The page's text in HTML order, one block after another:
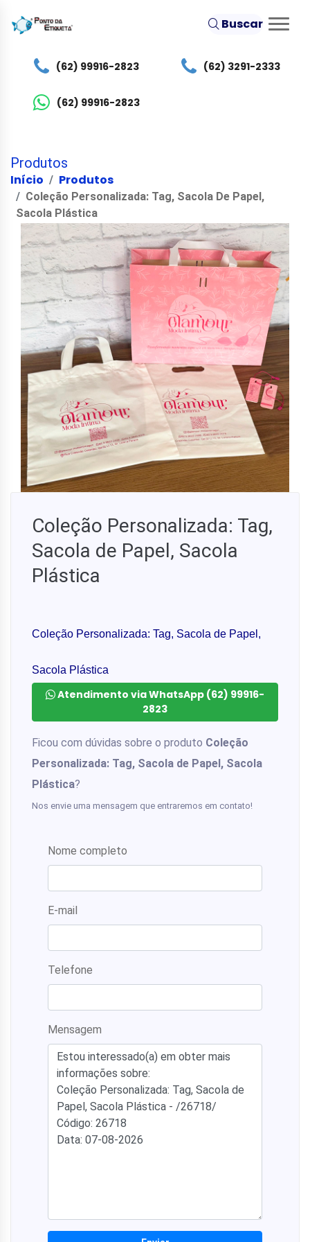
Buscar
(62) 99916-2823 (62) 3291-2333
(62) 99916-2823
Produtos
Início Produtos
Coleção Personalizada: Tag, Sacola De Papel,
Sacola Plástica
Coleção Personalizada: Tag,
Sacola de Papel, Sacola
Plástica
Coleção Personalizada: Tag, Sacola de Papel,
Sacola Plástica
Atendimento via WhatsApp (62) 99916-
2823
Ficou com dúvidas sobre o produto Coleção
Personalizada: Tag, Sacola de Papel, Sacola
Plástica?
Nos envie uma mensagem que entraremos em contato!
Nome completo
E-mail
Telefone
Mensagem